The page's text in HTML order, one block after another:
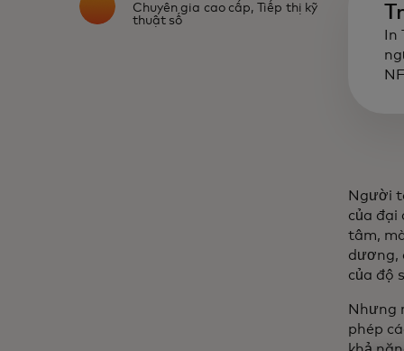
Chuyên gia cao cấp, Tiếp thị kỹ
thuật số
Người
của đại
tâm,
dương,
của độ
Nhưng
phép